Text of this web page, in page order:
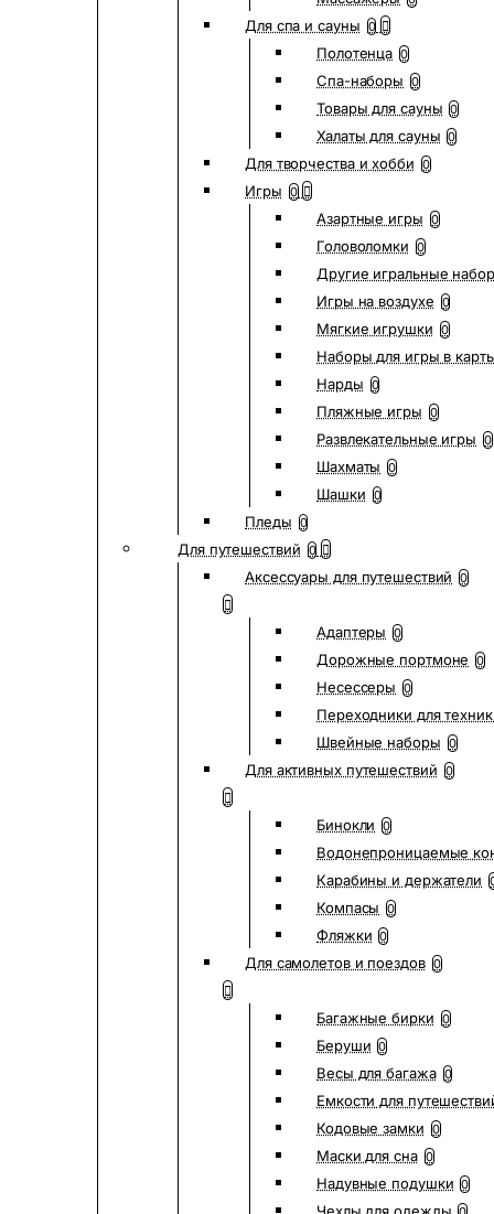
Для спа и сауны 0
Полотенца 0
Спа-наборы 0
Товары для сауны 0
Халаты для сауны 0
Для творчества и хобби 0
Игры 0
Азартные игры 0
Головоломки 0
Другие игральные
Игры на воздухе 0
Мягкие игрушки 0
Наборы для игры в
Нарды 0
Пляжные игры 0
Развлекательные игры 0
Шахматы 0
Шашки 0
Пледы 0
Для путешествий 0
Аксессуары для путешествий 0
Адаптеры 0
Дорожные портмоне 0
Несессеры 0
Переходники для
Швейные наборы 0
Для активных путешествий 0
Бинокли 0
Водонепроницаемые
Карабины и держатели
Компасы 0
Фляжки 0
Для самолетов и поездов 0
Багажные бирки 0
Беруши 0
Весы для багажа 0
Емкости для
Кодовые замки 0
Маски для сна 0
Надувные подушки 0